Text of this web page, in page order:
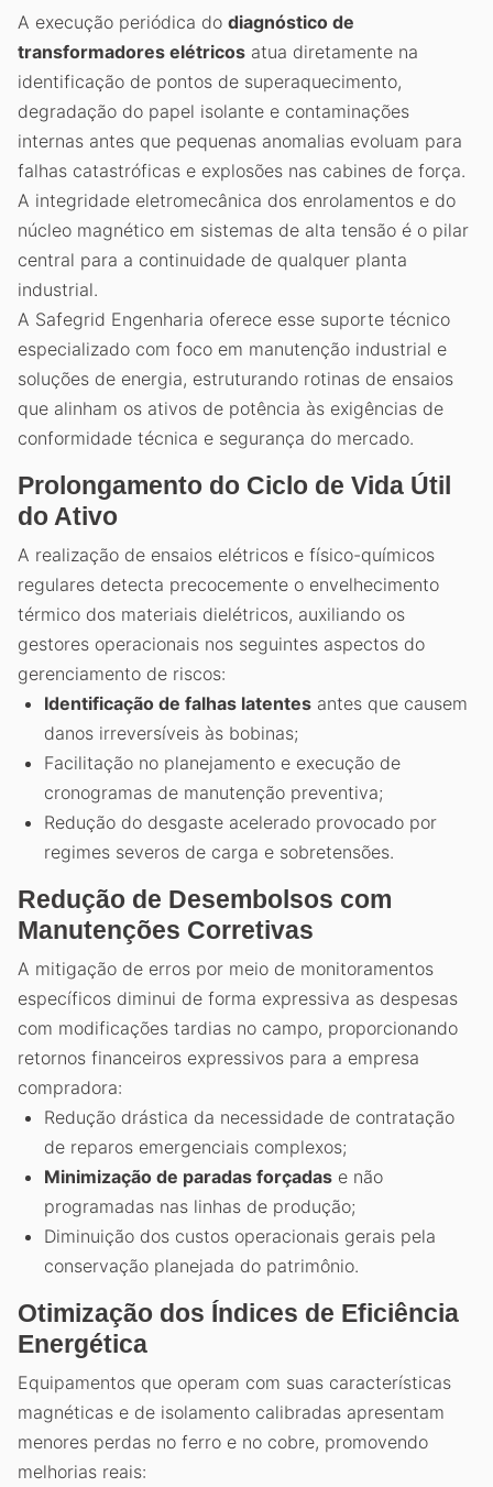
A execução periódica do diagnóstico de
transformadores elétricos atua diretamente na
identificação de pontos de superaquecimento,
degradação do papel isolante e contaminações
internas antes que pequenas anomalias evoluam para
falhas catastróficas e explosões nas cabines de força.
A integridade eletromecânica dos enrolamentos e do
núcleo magnético em sistemas de alta tensão é o pilar
central para a continuidade de qualquer planta
industrial.
A Safegrid Engenharia oferece esse suporte técnico
especializado com foco em manutenção industrial e
soluções de energia, estruturando rotinas de ensaios
que alinham os ativos de potência às exigências de
conformidade técnica e segurança do mercado.
Prolongamento do Ciclo de Vida Útil
do Ativo
A realização de ensaios elétricos e físico-químicos
regulares detecta precocemente o envelhecimento
térmico dos materiais dielétricos, auxiliando os
gestores operacionais nos seguintes aspectos do
gerenciamento de riscos:
Identificação de falhas latentes antes que causem
danos irreversíveis às bobinas;
Facilitação no planejamento e execução de
cronogramas de manutenção preventiva;
Redução do desgaste acelerado provocado por
regimes severos de carga e sobretensões.
Redução de Desembolsos com
Manutenções Corretivas
A mitigação de erros por meio de monitoramentos
específicos diminui de forma expressiva as despesas
com modificações tardias no campo, proporcionando
retornos financeiros expressivos para a empresa
compradora:
Redução drástica da necessidade de contratação
de reparos emergenciais complexos;
Minimização de paradas forçadas e não
programadas nas linhas de produção;
Diminuição dos custos operacionais gerais pela
conservação planejada do patrimônio.
Otimização dos Índices de Eficiência
Energética
Equipamentos que operam com suas características
magnéticas e de isolamento calibradas apresentam
menores perdas no ferro e no cobre, promovendo
melhorias reais: